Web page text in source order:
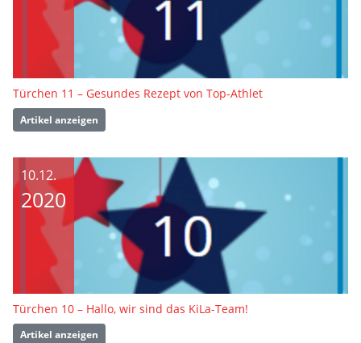
Türchen 11 – Gesundes Rezept von Top-Athlet
Artikel anzeigen
10.12.
2020
Türchen 10 – Hallo, wir sind das KiLa-Team!
Artikel anzeigen